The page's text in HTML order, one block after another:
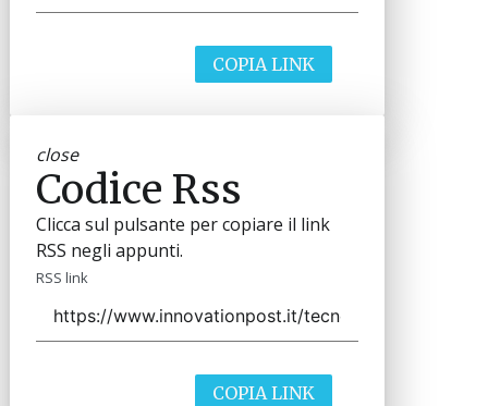
COPIA LINK
close
Codice Rss
Clicca sul pulsante per copiare il link
RSS negli appunti.
RSS link
COPIA LINK